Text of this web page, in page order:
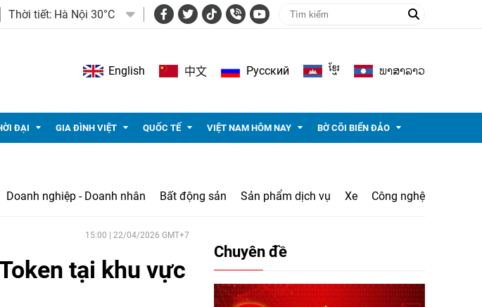
Thời tiết: Hà Nội 30°C
English 中文 Pусский ខ្មែរ ພາ​ສາ​ລາວ
ĐẠI GIA ĐÌNH VIỆT QUỐC TẾ VIỆT NAM HÔM NAY BỜ CÕI BIỂN ĐẢO
Doanh nghiệp - Doanh nhân Bất động sản Sản phẩm dịch vụ Xe Công nghệ
15:00 | 22/04/2026 GMT+7
tại khu vực
Chuyên đề